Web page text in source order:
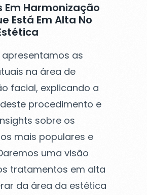
Em Harmonização
Está Em Alta No
as
na área de
facial, explicando a
procedimento e
sobre os
mais populares e
uma visão
tratamentos em alta
da área da estética